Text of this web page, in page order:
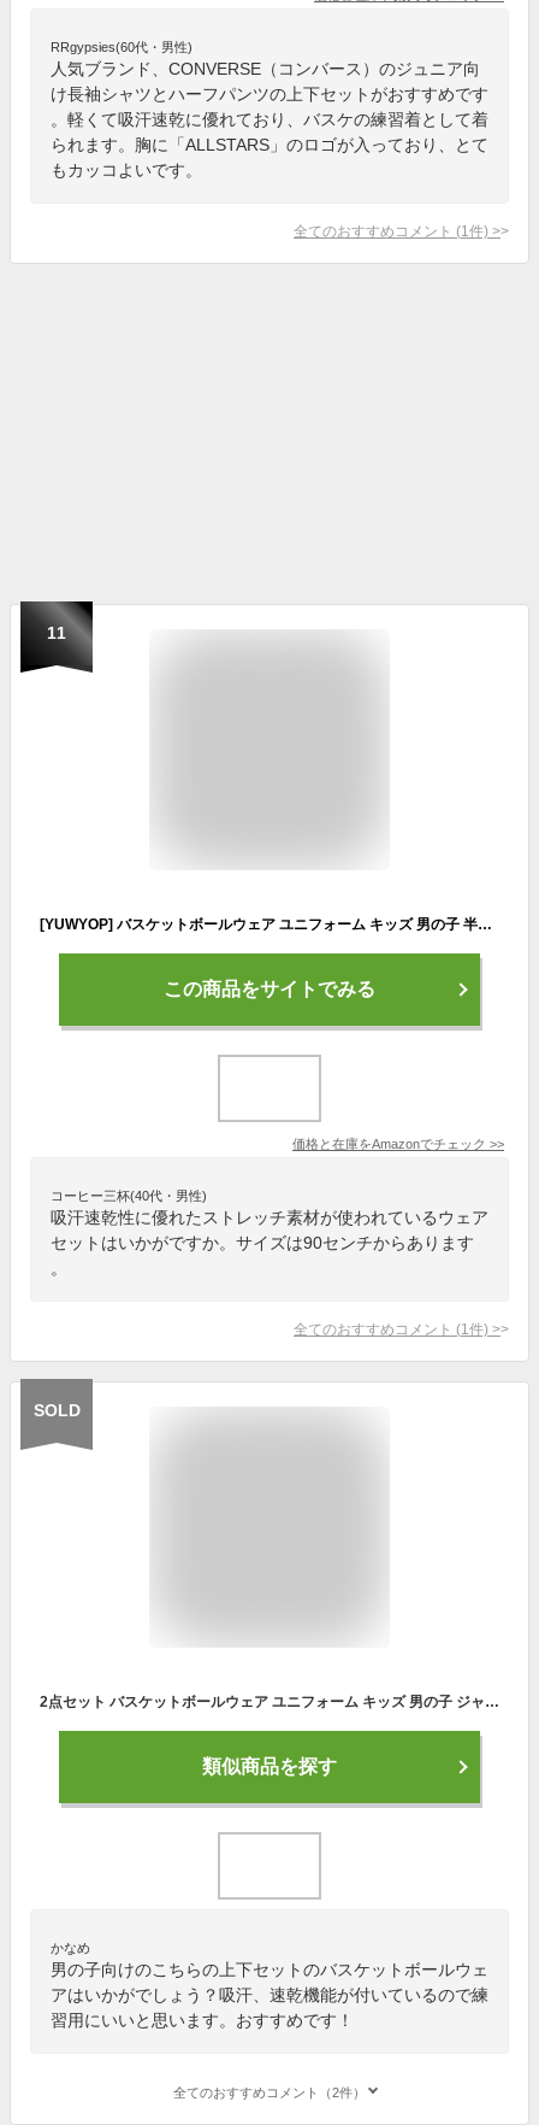
RRgypsies(60代・男性)
人気ブランド、CONVERSE（コンバース）のジュニア向
け長袖シャツとハーフパンツの上下セットがおすすめです
。軽くて吸汗速乾に優れており、バスケの練習着として着
られます。胸に「ALLSTARS」のロゴが入っており、とて
もカッコよいです。
全てのおすすめコメント (1 件) >
11
[YUWYOP] バスケットボールウェア ユニフォーム キッズ 男の子 半袖 Tシャツ ハーフパンツ 上下セット 吸汗 速乾ジャージ スウェット スポーツウェア 練習着 トレーニングウエア スポーツウエア 子供服 夏 運動着ジュニア服 カジュアル 通学
この商品をサイトでみる
価格と在庫をAmazonでチェック >>
コーヒー三杯(40代・男性)
吸汗速乾性に優れたストレッチ素材が使われているウェア
セットはいかがですか。サイズは90センチからあります
。
全てのおすすめコメント (1 件) >
SOLD
2点セット バスケットボールウェア ユニフォーム キッズ 男の子 ジャージ 上下 ダンス 衣装 セットアップ 子供服 袖なし Tシャツ ハーフパンツ 上下セット 吸汗 速乾 練習着 トレーニングウエア スポーツウエア 通学 旅行 夏 120 130 140 150 160 170 送料無料
類似商品を探す
かなめ
男の子向けのこちらの上下セットのバスケットボールウェ
アはいかがでしょう？吸汗、速乾機能が付いているので練
習用にいいと思います。おすすめです！
全てのおすすめコメント（2件）